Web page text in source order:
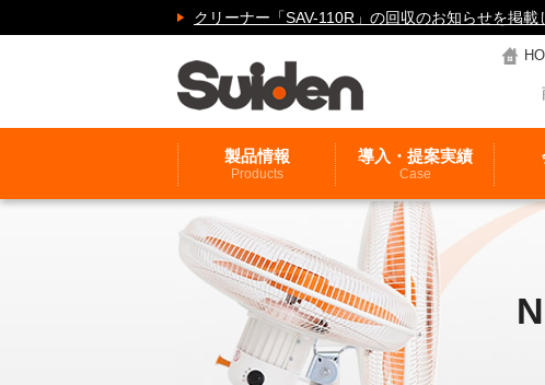
クリーナー「SAV-110R」の回収のお知らせを掲
製品情報
Products
導入・提案実績
Case